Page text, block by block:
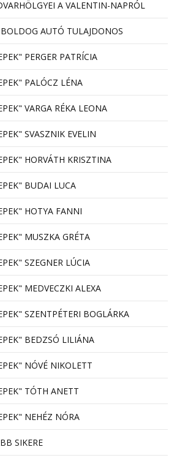
A VALENTIN-NAPRÓL
BOLDOG AUTÓ TULAJDONOS
PERGER PATRÍCIA
PALÓCZ LÉNA
VARGA RÉKA LEONA
SVASZNIK EVELIN
HORVÁTH KRISZTINA
BUDAI LUCA
HOTYA FANNI
MUSZKA GRÉTA
SZEGNER LÚCIA
MEDVECZKI ALEXA
SZENTPÉTERI BOGLÁRKA
BEDZSÓ LILIÁNA
NÓVÉ NIKOLETT
TÓTH ANETT
NEHÉZ NÓRA
SIKERE